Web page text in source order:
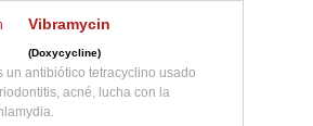
Vibramycin
(Doxycycline)
un antibiótico tetracyclino usado
acné, lucha con la